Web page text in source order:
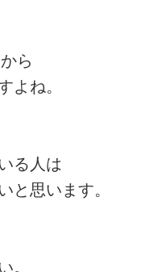
ら
よね。
る人は
と思います。
。